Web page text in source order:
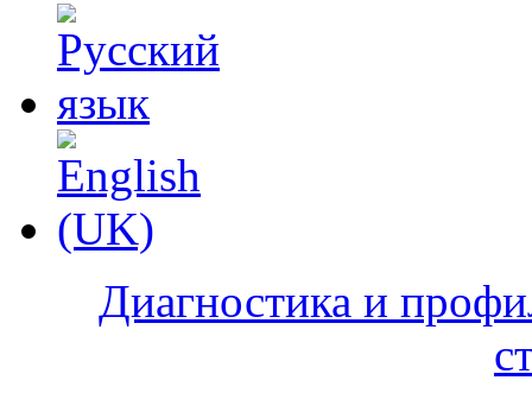
Диагностика и